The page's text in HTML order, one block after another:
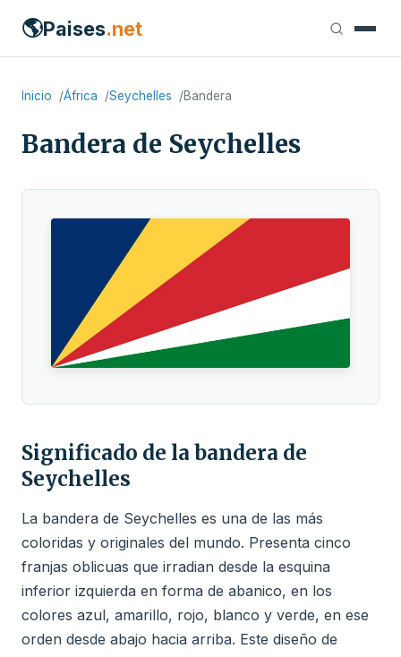
🌎Paises.net
Inicio África Seychelles Bandera
Bandera de Seychelles
Significado de la bandera de
Seychelles
La bandera de Seychelles es una de las más
coloridas y originales del mundo. Presenta cinco
franjas oblicuas que irradian desde la esquina
inferior izquierda en forma de abanico, en los
colores azul, amarillo, rojo, blanco y verde, en ese
orden desde abajo hacia arriba. Este diseño de